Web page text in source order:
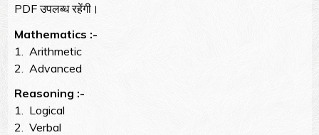
PDF उपलब्ध रहेंगी।
Mathematics :-
1. Arithmetic
2. Advanced
Reasoning :-
1. Logical
2. Verbal